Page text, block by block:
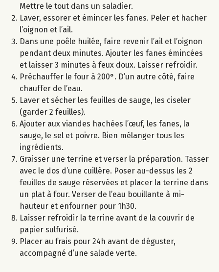
Mettre le tout dans un saladier.
Laver, essorer et émincer les fanes. Peler et hacher
l’oignon et l’ail.
Dans une poêle huilée, faire revenir l’ail et l’oignon
pendant deux minutes. Ajouter les fanes émincées
et laisser 3 minutes à feux doux. Laisser refroidir.
Préchauffer le four à 200°. D’un autre côté, faire
chauffer de l’eau.
Laver et sécher les feuilles de sauge, les ciseler
(garder 2 feuilles).
Ajouter aux viandes hachées l’œuf, les fanes, la
sauge, le sel et poivre. Bien mélanger tous les
ingrédients.
Graisser une terrine et verser la préparation. Tasser
avec le dos d’une cuillère. Poser au-dessus les 2
feuilles de sauge réservées et placer la terrine dans
un plat à four. Verser de l’eau bouillante à mi-
hauteur et enfourner pour 1h30.
Laisser refroidir la terrine avant de la couvrir de
papier sulfurisé.
Placer au frais pour 24h avant de déguster,
accompagné d’une salade verte.